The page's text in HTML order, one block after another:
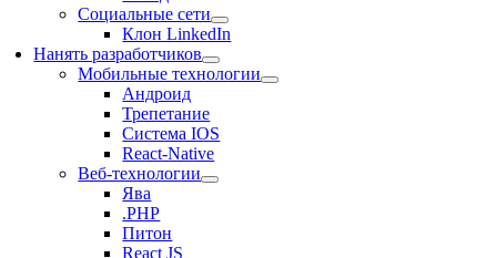
Социальные сети
Клон LinkedIn
Нанять разработчиков
Мобильные технологии
Андроид
Трепетание
Система IOS
React-Native
Веб-технологии
Ява
.PHP
Питон
React JS